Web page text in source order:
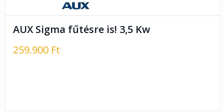
AUX Sigma fűtésre is! 3,5 Kw
259.900 Ft